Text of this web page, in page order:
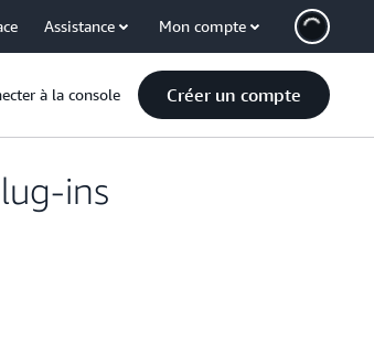
Assistance Mon compte
à la console Créer un compte
ins